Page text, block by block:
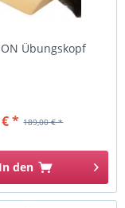
Übungskopf
189,00 € *
*
In den